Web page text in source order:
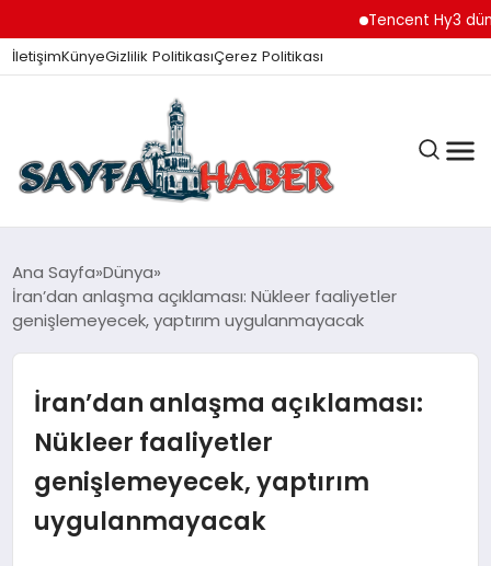
Tencent Hy3 dünya
İletişimKünyeGizlilik PolitikasıÇerez Politikası
ANA SAYFA
GÜNDEM
İZMIR HABERLERI
EĞITIM
Ana Sayfa Dünya
İran’dan anlaşma açıklaması: Nükleer faaliyetler
genişlemeyecek, yaptırım uygulanmayacak
İran’dan anlaşma açıklaması:
Nükleer faaliyetler
genişlemeyecek, yaptırım
uygulanmayacak